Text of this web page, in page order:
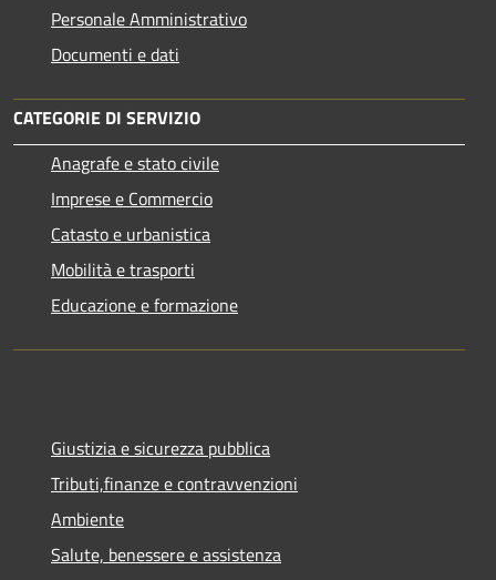
Personale Amministrativo
Documenti e dati
CATEGORIE DI SERVIZIO
Anagrafe e stato civile
Imprese e Commercio
Catasto e urbanistica
Mobilità e trasporti
Educazione e formazione
Giustizia e sicurezza pubblica
Tributi,finanze e contravvenzioni
Ambiente
Salute, benessere e assistenza